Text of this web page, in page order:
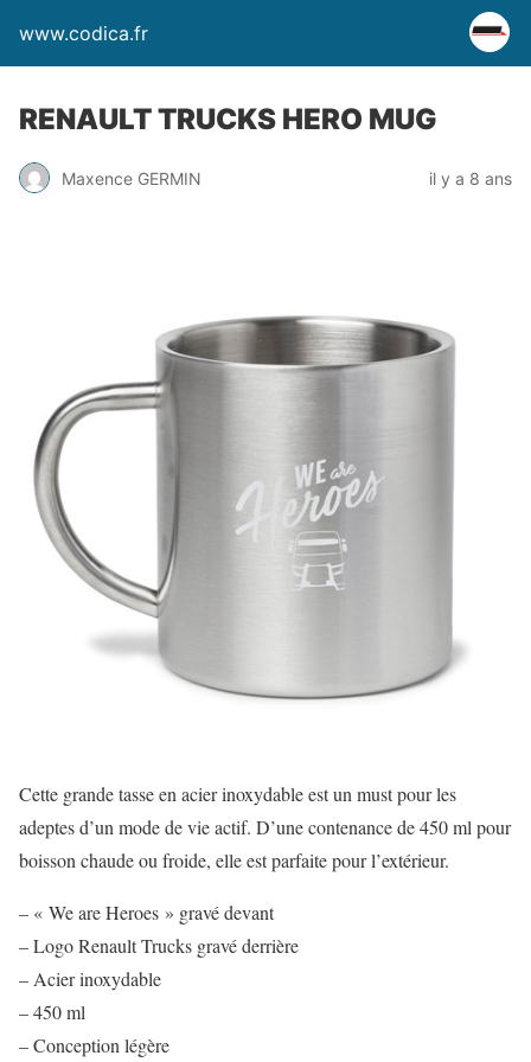
www.codica.fr
RENAULT TRUCKS HERO MUG
Maxence GERMIN il y a 8 ans
Cette grande tasse en acier inoxydable est un must pour les
adeptes d’un mode de vie actif. D’une contenance de 450 ml pour
boisson chaude ou froide, elle est parfaite pour l’extérieur.
– « We are Heroes » gravé devant
– Logo Renault Trucks gravé derrière
– Acier inoxydable
– 450 ml
– Conception légère